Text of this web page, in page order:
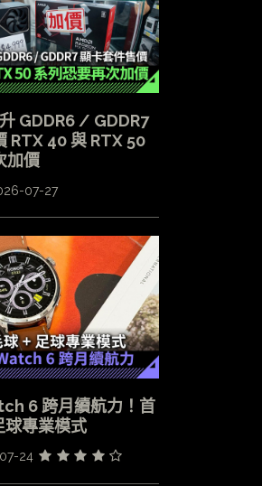
GDDR6 / GDDR7
RTX 40 與 RTX 50
加價
07-27
6 跨月續航力！首
球專業模式
24